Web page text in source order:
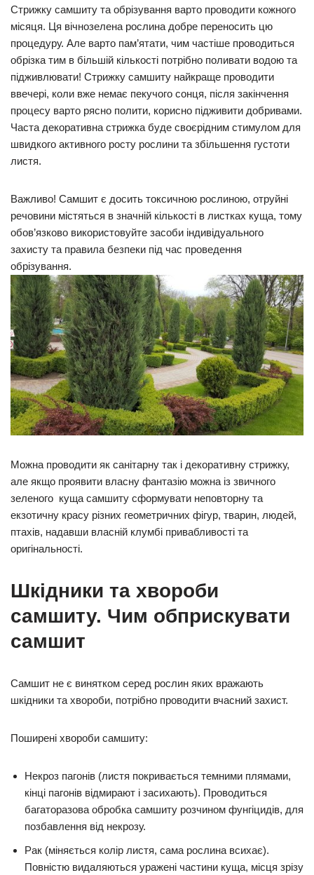
Стрижку самшиту та обрізування варто проводити кожного
місяця. Ця вічнозелена рослина добре переносить цю
процедуру. Але варто пам’ятати, чим частіше проводиться
обрізка тим в більшій кількості потрібно поливати водою та
підживлювати! Стрижку самшиту найкраще проводити
ввечері, коли вже немає пекучого сонця, після закінчення
процесу варто рясно полити, корисно підживити добривами.
Часта декоративна стрижка буде своєрідним стимулом для
швидкого активного росту рослини та збільшення густоти
листя.
Важливо! Самшит є досить токсичною рослиною, отруйні
речовини містяться в значній кількості в листках куща, тому
обов’язково використовуйте засоби індивідуального
захисту та правила безпеки під час проведення
обрізування.
Можна проводити як санітарну так і декоративну стрижку,
але якщо проявити власну фантазію можна із звичного
зеленого куща самшиту сформувати неповторну та
екзотичну красу різних геометричних фігур, тварин, людей,
птахів, надавши власній клумбі привабливості та
оригінальності.
Шкідники та хвороби
самшиту. Чим обприскувати
самшит
Самшит не є винятком серед рослин яких вражають
шкідники та хвороби, потрібно проводити вчасний захист.
Поширені хвороби самшиту:
Некроз пагонів (листя покривається темними плямами,
кінці пагонів відмирают і засихають). Проводиться
багаторазова обробка самшиту розчином фунгіцидів, для
позбавлення від некрозу.
Рак (міняється колір листя, сама рослина всихає).
Повністю видаляються уражені частини куща, місця зрізу